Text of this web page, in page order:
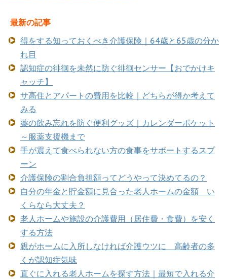
最新の記事
得をする知っておくべき介護保険｜64歳と65歳の分か
れ目
認知症の徘徊を未然に防ぐ徘徊センサー【おでかけキ
ャッチ】
サ高住とアパートの費用を比較｜どちらが得か考えて
みる
薬の飲み忘れを防ぐ便利グッズ｜カレンダーポケット
～服薬支援機まで
手が震えて食べられない方の食事をサポートするスプ
ーン
介護保険の割合負担額ってどうやって決めてるの？
自分の年金と貯金額に見合った老人ホームの金額 い
くらなら大丈夫？
老人ホームや施設の介護費用（居住費・食費）を安く
する方法
親がホームに入所しなければ介護ウツに 高齢者の多
くが認知症気味
直ぐに入れる老人ホームを探す方法｜最短で入れる介